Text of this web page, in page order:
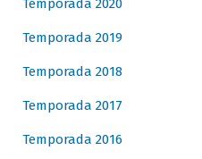
Temporada 2020
Temporada 2019
Temporada 2018
Temporada 2017
Temporada 2016